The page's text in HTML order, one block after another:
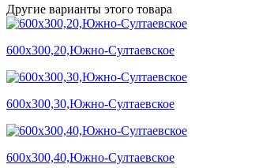
Другие варианты этого товара
600х300,20,Южно-Султаевское
600х300,30,Южно-Султаевское
600х300,40,Южно-Султаевское